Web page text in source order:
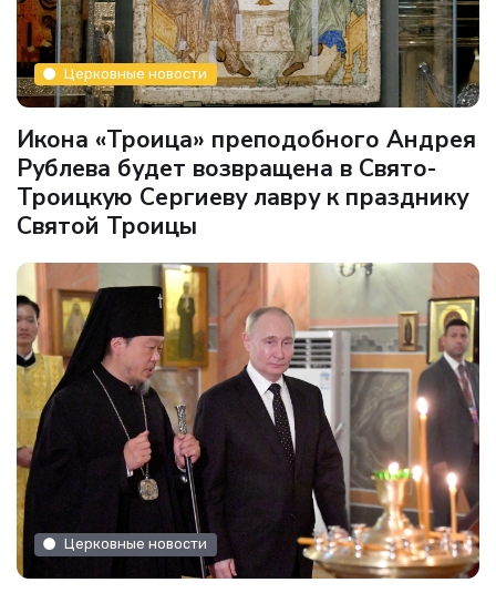
Церковные новости
Икона «Троица» преподобного Андрея
Рублева будет возвращена в Свято-
Троицкую Сергиеву лавру к празднику
Святой Троицы
Церковные новости